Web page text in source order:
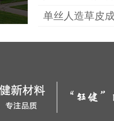
案例
我们
单丝人造草皮